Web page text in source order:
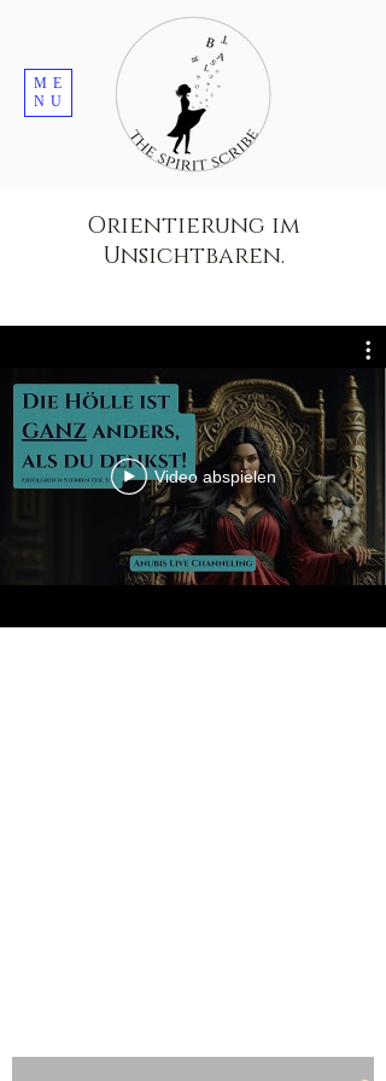
ME
NU
Orientierung im
Unsichtbaren.
Video abspielen